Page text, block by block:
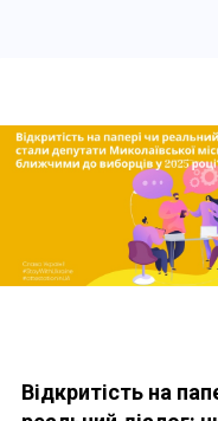
Відкритість на